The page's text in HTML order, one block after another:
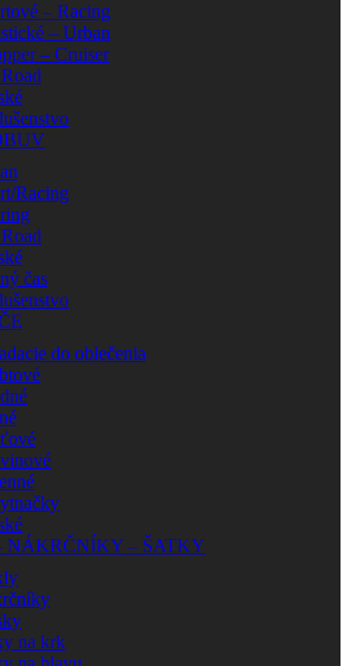
– Racing
– Urban
– Cruiser
Racing
čas
do oblečenia
NÁKRČNÍKY – ŠATKY
na krk